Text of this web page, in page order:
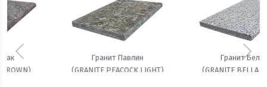
Гранит Белла
(GRANITE BELLA WHITE)
Амфиболит гранатовый
Предыдущий